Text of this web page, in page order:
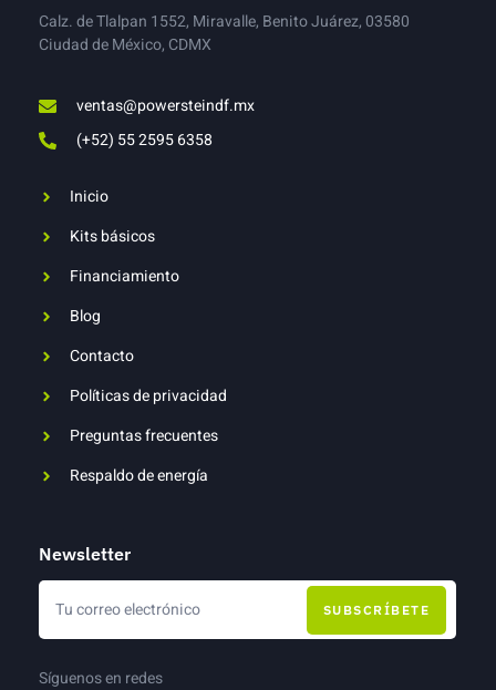
Calz. de Tlalpan 1552, Miravalle, Benito Juárez, 03580
Ciudad de México, CDMX
ventas@powersteindf.mx
(+52) 55 2595 6358
Inicio
Kits básicos
Financiamiento
Blog
Contacto
Políticas de privacidad
Preguntas frecuentes
Respaldo de energía
Newsletter
SUBSCRÍBETE
Síguenos en redes